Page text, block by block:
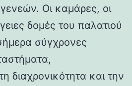
Οι καμάρες, οι
δομές του παλατιού
σύγχρονες
διαχρονικότητα και την